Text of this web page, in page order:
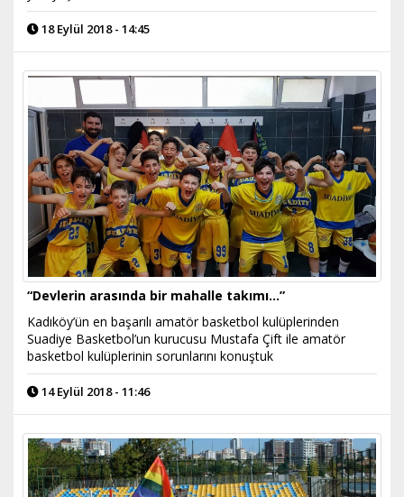
18 Eylül 2018 - 14:45
“Devlerin arasında bir mahalle takımı…”
Kadıköy’ün en başarılı amatör basketbol kulüplerinden
Suadiye Basketbol’un kurucusu Mustafa Çift ile amatör
basketbol kulüplerinin sorunlarını konuştuk
14 Eylül 2018 - 11:46